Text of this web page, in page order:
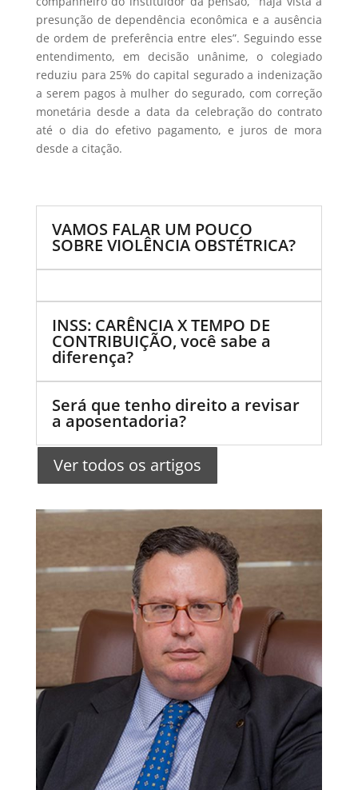
presunção de dependência econômica e a ausência
de ordem de preferência entre eles”. Seguindo esse
entendimento, em decisão unânime, o colegiado
reduziu para 25% do capital segurado a indenização
a serem pagos à mulher do segurado, com correção
monetária desde a data da celebração do contrato
até o dia do efetivo pagamento, e juros de mora
desde a citação.
VAMOS FALAR UM POUCO
SOBRE VIOLÊNCIA OBSTÉTRICA?
INSS: CARÊNCIA X TEMPO DE
CONTRIBUIÇÃO, você sabe a
diferença?
Será que tenho direito a revisar
a aposentadoria?
Ver todos os artigos